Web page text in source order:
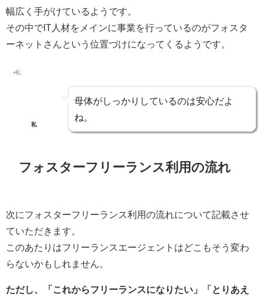
幅広く手がけているようです。
その中でIT人材をメインに事業を行っているのがフォスタ
ーネットさんという位置づけになってくるようです。
私
母体がしっかりしているのは安心だよ
ね。
フォスターフリーランス利用の流れ
次にフォスターフリーランス利用の流れについて記載させ
ていただきます。
このあたりはフリーランスエージェントはどこもそう変わ
らないかもしれません。
ただし、「これからフリーランスになりたい」「とりあえ